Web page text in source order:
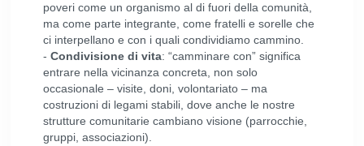
poveri come un organismo al di fuori della comunità,
ma come parte integrante, come fratelli e sorelle che
ci interpellano e con i quali condividiamo cammino.
-Condivisione di vita: “camminare con” significa
entrare nella vicinanza concreta, non solo
occasionale – visite, doni, volontariato – ma
costruzioni di legami stabili, dove anche le nostre
strutture comunitarie cambiano visione (parrocchie,
gruppi, associazioni).